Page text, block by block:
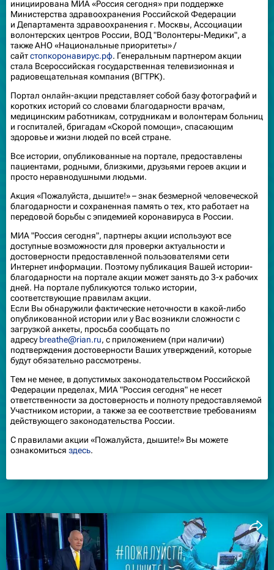
инициирована МИА «Россия сегодня» при поддержке
Министерства здравоохранения Российской Федерации
и Департамента здравоохранения г. Москвы, Ассоциации
волонтерских центров России, ВОД "Волонтеры-Медики", а
также АНО «Национальные приоритеты» /
сайтстопкоронавирус.рф. Генеральным партнером акции
стала Всероссийская государственная телевизионная и
радиовещательная компания (ВГТРК).
Портал онлайн-акции представляет собой базу фотографий и
коротких историй со словами благодарности врачам,
медицинским работникам, сотрудникам и волонтерам больниц
и госпиталей, бригадам «Скорой помощи», спасающим
здоровье и жизни людей по всей стране.
Все истории, опубликованные на портале, предоставлены
пациентами, родными, близкими, друзьями героев акции и
просто неравнодушными людьми.
Акция «Пожалуйста, дышите!» – знак безмерной человеческой
благодарности и сохраненная память о тех, кто работает на
передовой борьбы с эпидемией коронавируса в России.
МИА "Россия сегодня", партнеры акции используют все
доступные возможности для проверки актуальности и
достоверности предоставленной пользователями сети
Интернет информации. Поэтому публикация Вашей истории-
благодарности на портале акции может занять до 3-х рабочих
дней. На портале публикуются только истории,
соответствующие правилам акции.
Если Вы обнаружили фактические неточности в какой-либо
опубликованной истории или у Вас возникли сложности с
загрузкой анкеты, просьба сообщать по
адресуbreathe@rian.ru, с приложением (при наличии)
подтверждения достоверности Ваших утверждений, которые
будут обязательно рассмотрены.
Тем не менее, в допустимых законодательством Российской
Федерации пределах, МИА "Россия сегодня" не несет
ответственности за достоверность и полноту предоставляемой
Участником истории, а также за ее соответствие требованиям
действующего законодательства России.
С правилами акции «Пожалуйста, дышите!» Вы можете
ознакомиться здесь.